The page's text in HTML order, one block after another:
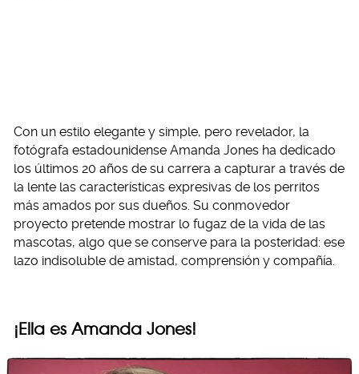
Con un estilo elegante y simple, pero revelador, la
fotógrafa estadounidense Amanda Jones ha dedicado
los últimos 20 años de su carrera a capturar a través de
la lente las características expresivas de los perritos
más amados por sus dueños. Su conmovedor
proyecto pretende mostrar lo fugaz de la vida de las
mascotas, algo que se conserve para la posteridad: ese
lazo indisoluble de amistad, comprensión y compañía.
¡Ella es Amanda Jones!